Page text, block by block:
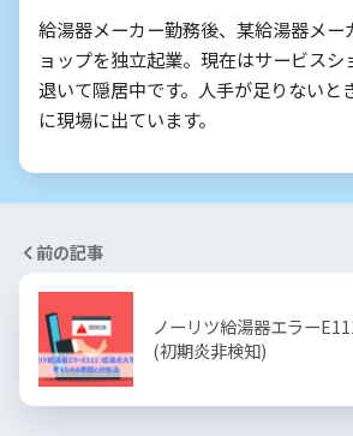
給湯器メーカー勤務後、某給湯器メー
ョップを独立起業。現在はサービスシ
退いて隠居中です。人手が足りないと
に現場に出ています。
前の記事
ノーリツ給湯器エラー
(初期炎非検知)